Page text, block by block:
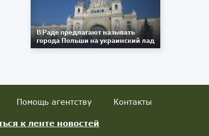
В Раде предлагают называть
города Польши на украинский лад
Помощь агентству Контакты
к ленте новостей